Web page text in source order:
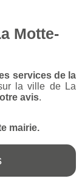
Motte-
services de la
la ville de La
avis.
mairie.